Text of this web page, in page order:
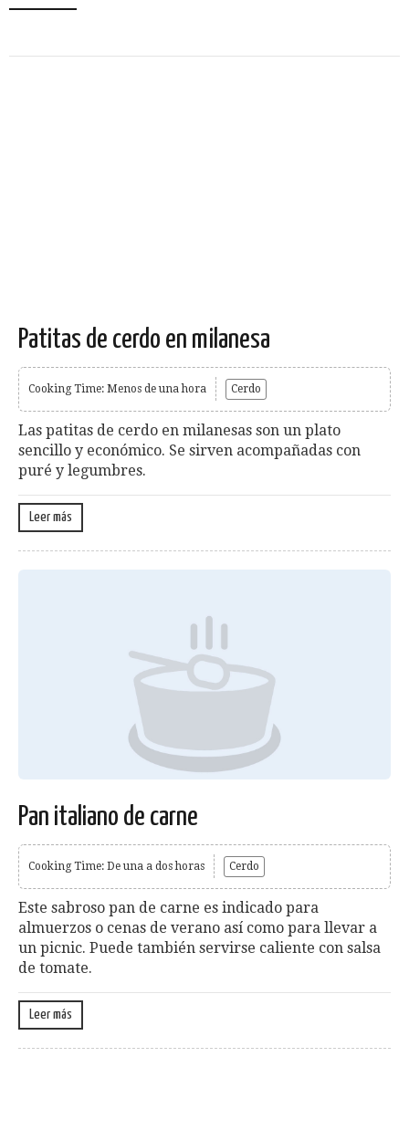
Patitas de cerdo en milanesa
Cooking Time: Menos de una hora Cerdo
Las patitas de cerdo en milanesas son un plato
sencillo y económico. Se sirven acompañadas con
puré y legumbres.
Leer más
Pan italiano de carne
Cooking Time: De una a dos horas Cerdo
Este sabroso pan de carne es indicado para
almuerzos o cenas de verano así como para llevar a
un picnic. Puede también servirse caliente con salsa
de tomate.
Leer más